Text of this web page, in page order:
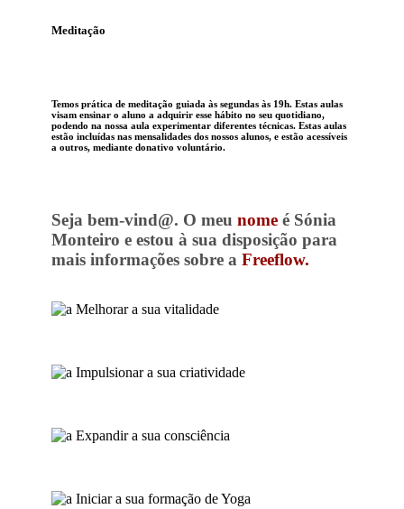
Meditação
Temos prática de meditação guiada às segundas às 19h. Estas aulas
visam ensinar o aluno a adquirir esse hábito no seu quotidiano,
podendo na nossa aula experimentar diferentes técnicas. Estas aulas
estão incluídas nas mensalidades dos nossos alunos, e estão acessíveis
a outros, mediante donativo voluntário.
Seja bem-vind@. O meu nomeé Sónia
Monteiro e estou à sua disposição para
mais informações sobre a Freeflow.
Melhorar a sua vitalidade
Impulsionar a sua criatividade
Expandir a sua consciência
Iniciar a sua formação de Yoga